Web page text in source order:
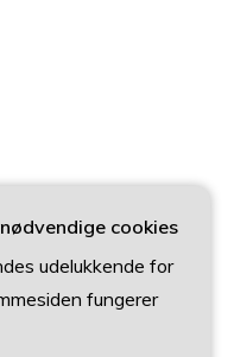
cookies
udelukkende for
fungerer